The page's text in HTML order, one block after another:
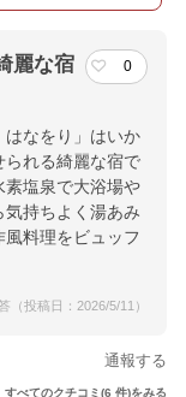
麗な宿
0
なをり」はいか
られる綺麗な宿で
素塩泉で大浴場や
持ちよく湯あみ
料理をビュッフ
（投稿日：2026/5/11）
通報する
すべてのクチコミ(6 件)をみる